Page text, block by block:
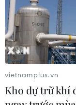
TIN CÙNG
vietnamplus.vn
Kho dự trữ khí